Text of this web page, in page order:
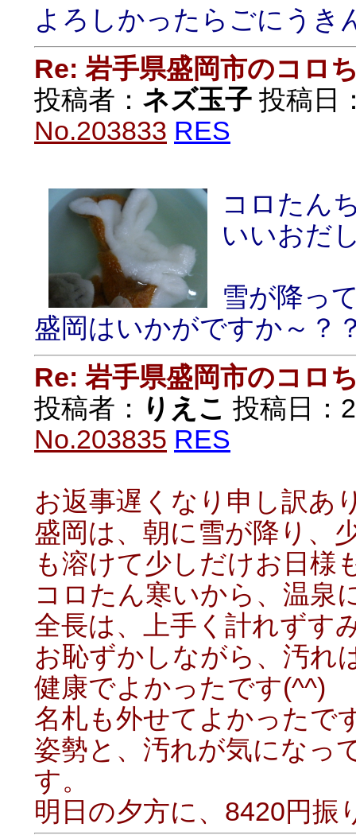
よろしかったらごにうき
Re: 岩手県盛岡市のコロ
投稿者： ネズ玉子 投稿日
No.203833 RES
コロたん
いいおだ
雪が降っ
盛岡はいかがですか～？
Re: 岩手県盛岡市のコロ
投稿者： りえこ 投稿日：
No.203835 RES
お返事遅くなり申し訳あ
盛岡は、朝に雪が降り、
も溶けて少しだけお日様
コロたん寒いから、温泉
全長は、上手く計れずす
お恥ずかしながら、汚れ
健康でよかったです(^^)
名札も外せてよかったで
姿勢と、汚れが気になっ
す。
明日の夕方に、8420円振